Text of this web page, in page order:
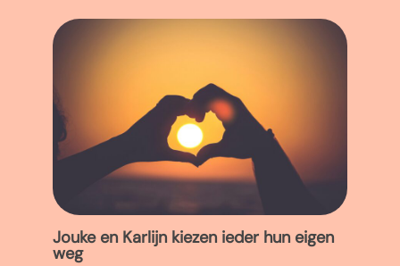
Jouke en Karlijn kiezen ieder hun eigen
weg